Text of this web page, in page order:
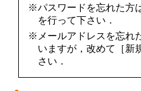
※パスワードを忘れた方
を行って下さい．
※メールアドレスを忘れ
いますが，改めて［新
さい．